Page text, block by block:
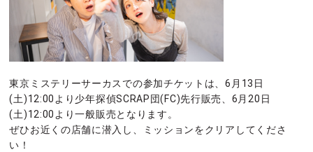
東京ミステリーサーカスでの参加チケットは、6月13日
(土)12:00より少年探偵SCRAP団(FC)先行販売、6月20日
(土)12:00より一般販売となります。
ぜひお近くの店舗に潜入し、ミッションをクリアしてくださ
い！